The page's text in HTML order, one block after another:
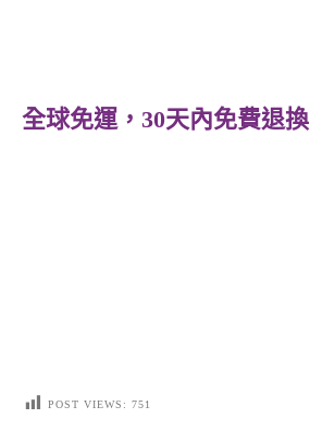
全球免運，30天內免費退換
POST VIEWS: 751